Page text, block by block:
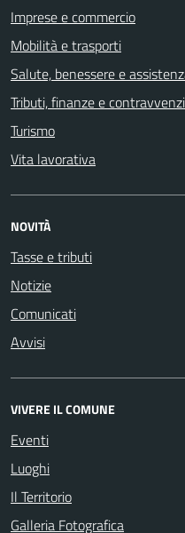
Imprese e commercio
Mobilità e trasporti
Salute, benessere e
Tributi, finanze e
Turismo
Vita lavorativa
NOVITÀ
Tasse e tributi
Notizie
Comunicati
Avvisi
VIVERE IL COMUNE
Eventi
Luoghi
Il Territorio
Galleria Fotografica